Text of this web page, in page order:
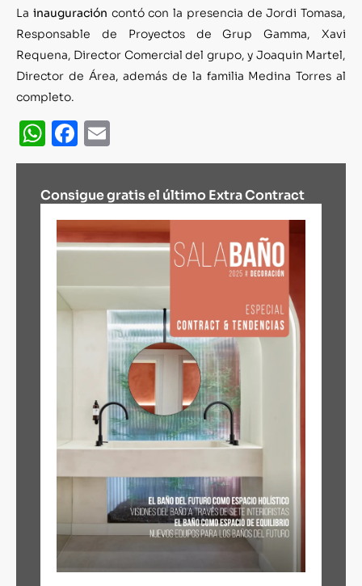
La inauguración contó con la presencia de Jordi Tomasa,
Responsable de Proyectos de Grup Gamma, Xavi
Requena, Director Comercial del grupo, y Joaquin Martel,
Director de Área, además de la familia Medina Torres al
completo.
WhatsApp
Facebook
Consigue gratis el último Extra Contract